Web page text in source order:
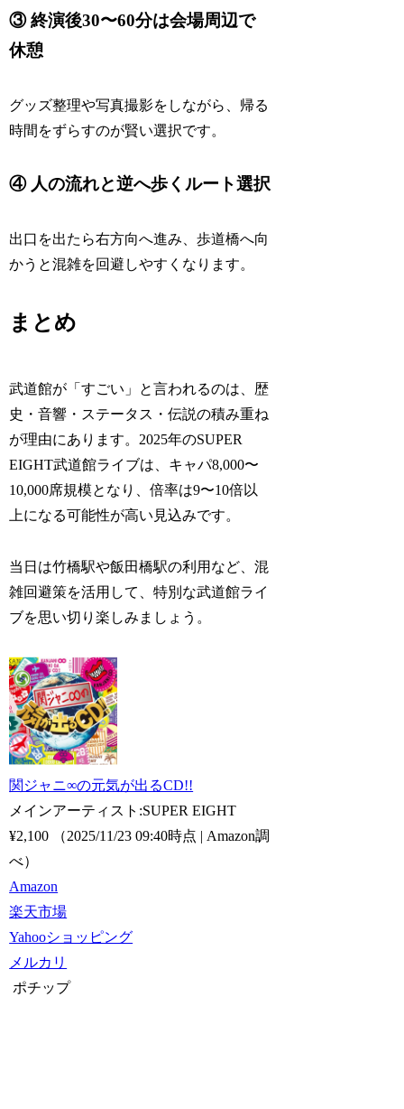
③ 終演後30〜60分は会場周辺で
休憩
グッズ整理や写真撮影をしながら、帰る
時間をずらすのが賢い選択です。
④ 人の流れと逆へ歩くルート選択
出口を出たら右方向へ進み、歩道橋へ向
かうと混雑を回避しやすくなります。
まとめ
武道館が「すごい」と言われるのは、歴
史・音響・ステータス・伝説の積み重ね
が理由にあります。2025年のSUPER
EIGHT武道館ライブは、キャパ8,000〜
10,000席規模となり、倍率は9〜10倍以
上になる可能性が高い見込みです。
当日は竹橋駅や飯田橋駅の利用など、混
雑回避策を活用して、特別な武道館ライ
ブを思い切り楽しみましょう。
関ジャニ∞の元気が出るCD!!
メインアーティスト:SUPER EIGHT
¥2,100
（2025/11/23 09:40時点 | Amazon調
べ）
Amazon
楽天市場
Yahooショッピング
メルカリ
ポチップ